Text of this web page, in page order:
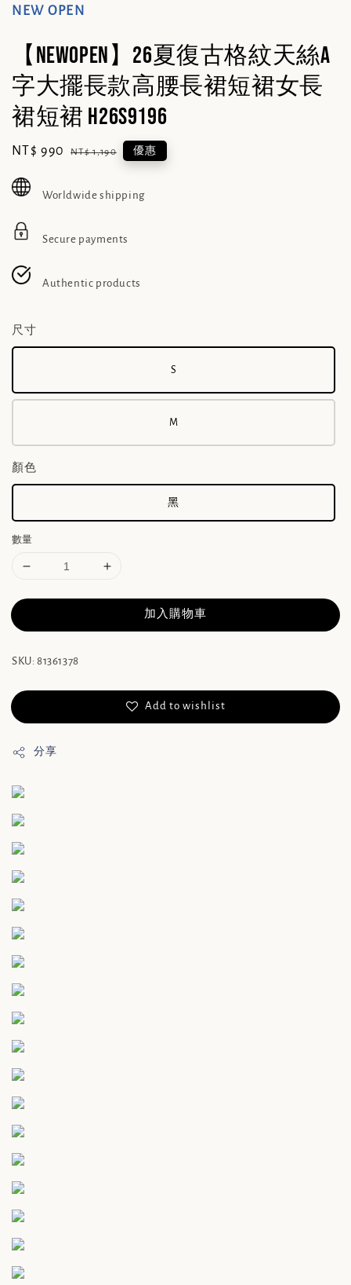
NEW OPEN
【NEWOPEN】26夏復古格紋天絲A
字大擺長款高腰長裙短裙女長
裙短裙 H26S9196
Sale
NT$ 990 Regular
NT$ 1,190 優惠
Worldwide shipping
Secure payments
Authentic products
尺寸
S
M
顏色
黑
數量
加入購物車
SKU: 81361378
Add to wishlist
分享